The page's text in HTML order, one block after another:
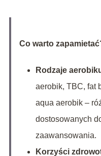
Co warto
Rodzaje
aerobik, TBC, fat
aqua aerobik –
dostosowanych
zaawansowania.
Korzyści